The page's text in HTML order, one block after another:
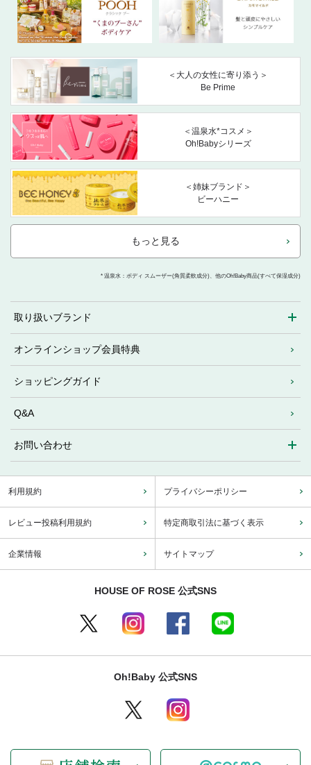
＜大人の女性に寄り添う＞
Be Prime
＜温泉水*コスメ＞
Oh!Babyシリーズ
＜姉妹ブランド＞
ビーハニー
もっと見る
* 温泉水：ボディ スムーザー(角質柔軟成分)、他のOh!Baby商品(すべて保湿成分)
取り扱いブランド
オンラインショップ会員特典
ショッピングガイド
Q&A
お問い合わせ
利用規約 プライバシーポリシー
レビュー投稿利用規約 特定商取引法に基づく表示
企業情報 サイトマップ
HOUSE OF ROSE 公式SNS
Oh!Baby 公式SNS